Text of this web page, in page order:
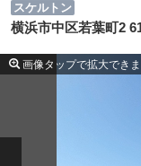
スケルトン
横浜市中区若葉町2
画像タップで拡大でき